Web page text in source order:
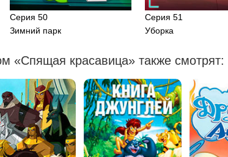
Серия 50
Зимний парк
Серия 51
Уборка
«Спящая красавица» также смотрят: